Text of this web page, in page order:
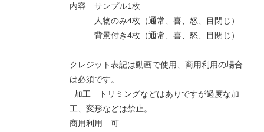
内容 サンプル1枚
人物のみ4枚（通常、喜、怒、目閉じ）
背景付き4枚（通常、喜、怒、目閉じ）
クレジット表記は動画で使用、商用利用の場合
は必須です。
加工 トリミングなどはありですが過度な加
工、変形などは禁止。
商用利用 可